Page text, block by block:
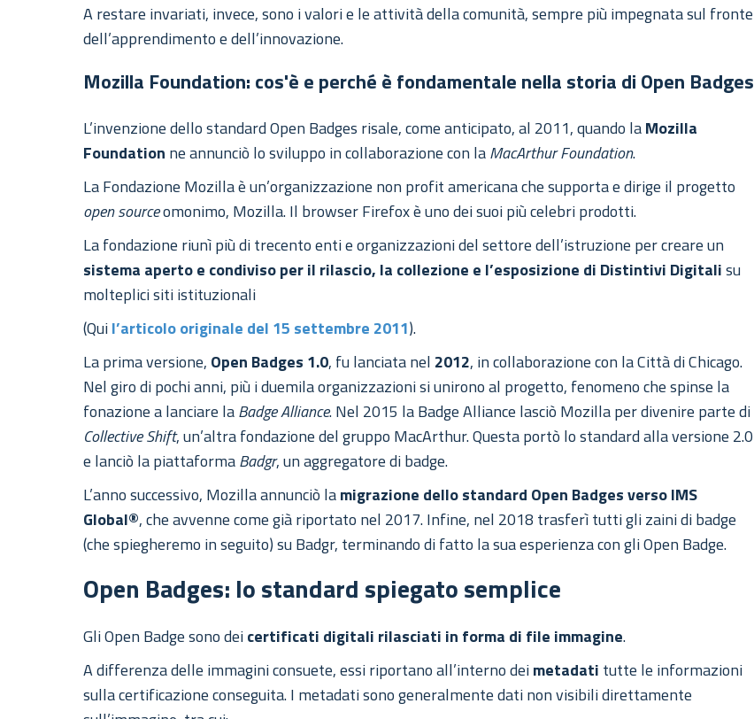
A restare invariati, invece, sono i valori e le attività della comunità, sempre più impegnata sul fronte
dell’apprendimento e dell’innovazione.
Mozilla Foundation: cos'è e perché è fondamentale nella storia di Open Badges
L’invenzione dello standard Open Badges risale, come anticipato, al 2011, quando laMozilla
Foundation ne annunciò lo sviluppo in collaborazione con laMacArthur Foundation.
La Fondazione Mozilla è un’organizzazione non profit americana che supporta e dirige il progetto
open sourceomonimo, Mozilla. Il browser Firefox è uno dei suoi più celebri prodotti.
La fondazione riunì più di trecento enti e organizzazioni del settore dell’istruzione per creare un
sistema aperto e condiviso per il rilascio, la collezione e l’esposizione di Distintivi Digitalisu
molteplici siti istituzionali
(Quil’articolo originale del 15 settembre 2011).
La prima versione, Open Badges 1.0, fu lanciata nel 2012, in collaborazione con la Città di Chicago.
Nel giro di pochi anni, più i duemila organizzazioni si unirono al progetto, fenomeno che spinse la
fonazione a lanciare laBadge Alliance. Nel 2015 la Badge Alliance lasciò Mozilla per divenire parte di
Collective Shift, un’altra fondazione del gruppo MacArthur. Questa portò lo standard alla versione 2.0
e lanciò la piattaformaBadgr, un aggregatore di badge.
L’anno successivo, Mozilla annunciò lamigrazione dello standard Open Badges verso IMS
Global®, che avvenne come già riportato nel 2017. Infine, nel 2018 trasferì tutti gli zaini di badge
(che spiegheremo in seguito) su Badgr, terminando di fatto la sua esperienza con gli Open Badge.
Open Badges: lo standard spiegato semplice
Gli Open Badge sono deicertificati digitali rilasciati in forma di file immagine.
A differenza delle immagini consuete, essi riportano all’interno deimetadati tutte le informazioni
sulla certificazione conseguita. I metadati sono generalmente dati non visibili direttamente